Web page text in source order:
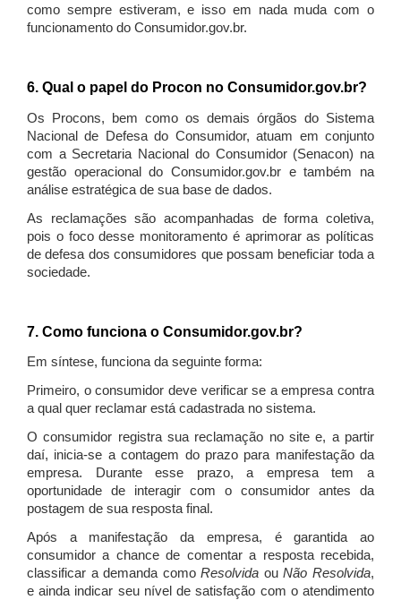
como sempre estiveram, e isso em nada muda com o
funcionamento do Consumidor.gov.br.
6. Qual o papel do Procon no Consumidor.gov.br?
Os Procons, bem como os demais órgãos do Sistema
Nacional de Defesa do Consumidor, atuam em conjunto
com a Secretaria Nacional do Consumidor (Senacon) na
gestão operacional do Consumidor.gov.br e também na
análise estratégica de sua base de dados.
As reclamações são acompanhadas de forma coletiva,
pois o foco desse monitoramento é aprimorar as políticas
de defesa dos consumidores que possam beneficiar toda a
sociedade.
7. Como funciona o Consumidor.gov.br?
Em síntese, funciona da seguinte forma:
Primeiro, o consumidor deve verificar se a empresa contra
a qual quer reclamar está cadastrada no sistema.
O consumidor registra sua reclamação no site e, a partir
daí, inicia-se a contagem do prazo para manifestação da
empresa. Durante esse prazo, a empresa tem a
oportunidade de interagir com o consumidor antes da
postagem de sua resposta final.
Após a manifestação da empresa, é garantida ao
consumidor a chance de comentar a resposta recebida,
classificar a demanda comoResolvida ouNão Resolvida,
e ainda indicar seu nível de satisfação com o atendimento